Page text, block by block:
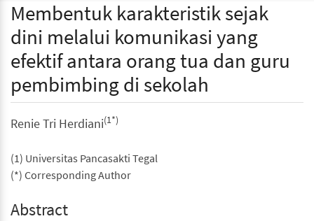
Membentuk karakteristik sejak
dini melalui komunikasi yang
efektif antara orang tua dan guru
pembimbing di sekolah
Renie Tri Herdiani(1*)
(1) Universitas Pancasakti Tegal
(*) Corresponding Author
Abstract